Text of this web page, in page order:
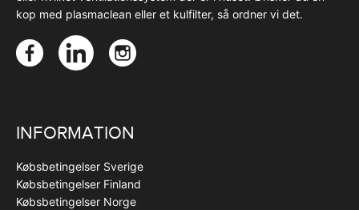
kop med plasmaclean eller et kulfilter, så ordner vi det.
INFORMATION
Købsbetingelser Sverige
Købsbetingelser Finland
Købsbetingelser Norge